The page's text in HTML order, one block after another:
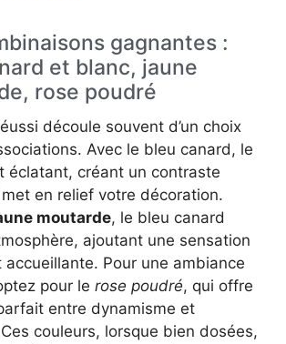
gagnantes :
et blanc, jaune
rose poudré
découle souvent d’un choix
Avec le bleu canard, le
éclatant, créant un contraste
en relief votre décoration.
moutarde, le bleu canard
ajoutant une sensation
accueillante. Pour une ambiance
pour le rose poudré, qui offre
entre dynamisme et
couleurs, lorsque bien dosées,